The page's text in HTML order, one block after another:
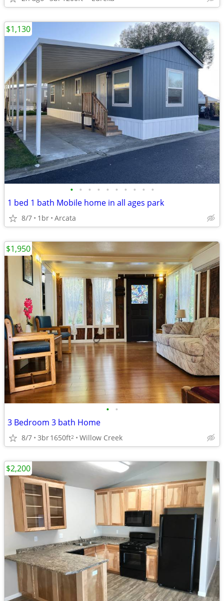
• • • • • • • • • •
1 bed 1 bath Mobile home in all ages park
8/7 1br Arcata
$1,130
• •
3 Bedroom 3 bath Home
8/7 3br1650ft2 Willow Creek
$1,950
$2,200